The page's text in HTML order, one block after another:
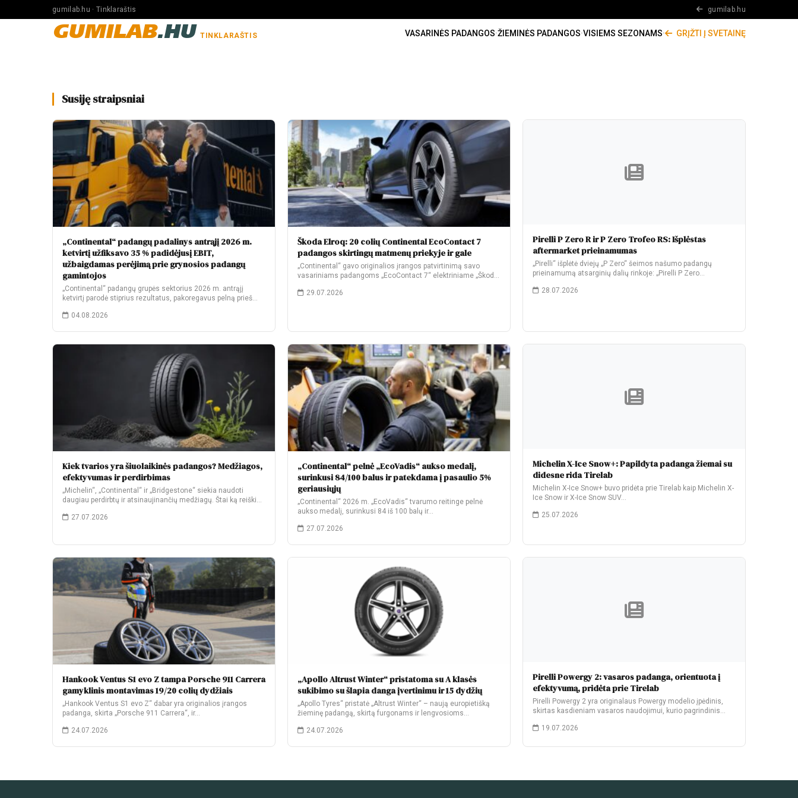
gumilab.hu · Tinklaraštis gumilab.hu
GUMILAB.HU TINKLARAŠTIS VASARINĖS PADANGOS·ŽIEMINĖS PADANGOS·VISIEMS SEZONAMS· GRĮŽTI Į SVETAINĘ
Susiję straipsniai
„Continental“ padangų padalinys antrąjį 2026 m.
ketvirtį užfiksavo 35 % padidėjusį EBIT,
užbaigdamas perėjimą prie grynosios padangų
gamintojos
„Continental“ padangų grupės sektorius 2026 m. antrąjį
ketvirtį parodė stiprius rezultatus, pakoregavus pelną prieš
04.08.2026
Škoda Elroq: 20 colių Continental EcoContact 7
padangos skirtingų matmenų priekyje ir gale
„Continental“ gavo originalios įrangos patvirtinimą savo
vasariniams padangoms „EcoContact 7“ elektriniame „Škoda
29.07.2026
Pirelli P Zero R ir P Zero Trofeo RS: Išplėstas
aftermarket prieinamumas
„Pirelli“ išplėtė dviejų „P Zero“ šeimos našumo padangų
prieinamumą atsarginių dalių rinkoje: „Pirelli P Zero…
28.07.2026
Kiek tvarios yra šiuolaikinės padangos? Medžiagos,
efektyvumas ir perdirbimas
„Michelin“, „Continental“ ir „Bridgestone“ siekia naudoti
daugiau perdirbtų ir atsinaujinančių medžiagų. Štai ką reiškia
27.07.2026
„Continental“ pelnė „EcoVadis“ aukso medalį,
surinkusi 84/100 balus ir patekdama į pasaulio 5%
geriausiųjų
„Continental“ 2026 m. „EcoVadis“ tvarumo reitinge pelnė
aukso medalį, surinkusi 84 iš 100 balų ir…
27.07.2026
Michelin X-Ice Snow+: Papildyta padanga žiemai su
didesne rida Tirelab
Michelin X-Ice Snow+ buvo pridėta prie Tirelab kaip Michelin X-
Ice Snow ir X-Ice Snow SUV…
25.07.2026
Hankook Ventus S1 evo Z tampa Porsche 911 Carrera
gamyklinis montavimas 19/20 colių dydžiais
„Hankook Ventus S1 evo Z“ dabar yra originalios įrangos
padanga, skirta „Porsche 911 Carrera“, ir…
24.07.2026
„Apollo Altrust Winter“ pristatoma su A klasės
sukibimo su šlapia danga įvertinimu ir 15 dydžių
„Apollo Tyres“ pristatė „Altrust Winter“ – naują europietišką
žieminę padangą, skirtą furgonams ir lengvosioms
24.07.2026
Pirelli Powergy 2: vasaros padanga, orientuota į
efektyvumą, pridėta prie Tirelab
Pirelli Powergy 2 yra originalaus Powergy modelio įpėdinis,
skirtas kasdieniam vasaros naudojimui, kurio pagrindinis
19.07.2026